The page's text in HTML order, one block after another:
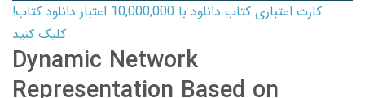
کارت اعتباری کتاب دانلود با 10,000,000 اعتبار دانلود کتاب!
کلیک کنید
Dynamic Network